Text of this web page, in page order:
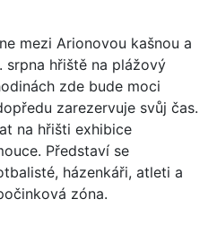
mezi Arionovou kašnou a
srpna hřiště na plážový
zde bude moci
zarezervuje svůj čas.
na hřišti exhibice
Představí se
házenkáři, atleti a
zóna.